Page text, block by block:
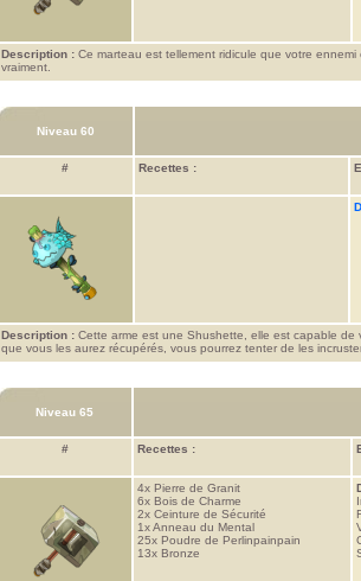
Description : Ce marteau est tellement ridicule que votre
vraiment.
Niveau 60
# Recettes :
Description : Cette arme est une Shushette, elle est capable
que vous les aurez récupérés, vous pourrez tenter de les
Niveau 65
# Recettes :
4x Pierre de Granit
6x Bois de Charme
2x Ceinture de Sécurité
1xAnneau du Mental
25x Poudre de Perlinpainpain
13x Bronze